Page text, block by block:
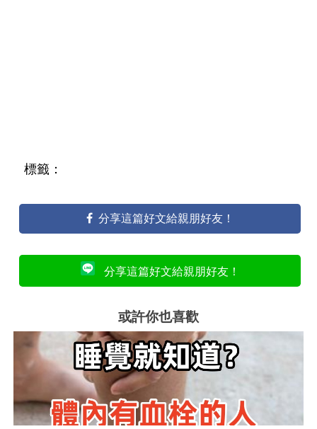
標籤：
分享這篇好文給親朋好友！
分享這篇好文給親朋好友！
或許你也喜歡